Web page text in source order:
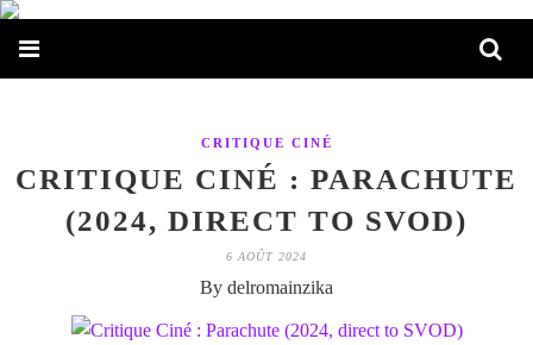
CRITIQUE CINÉ
CRITIQUE CINÉ : PARACHUTE
(2024, DIRECT TO SVOD)
6 AOÛT 2024
By delromainzika